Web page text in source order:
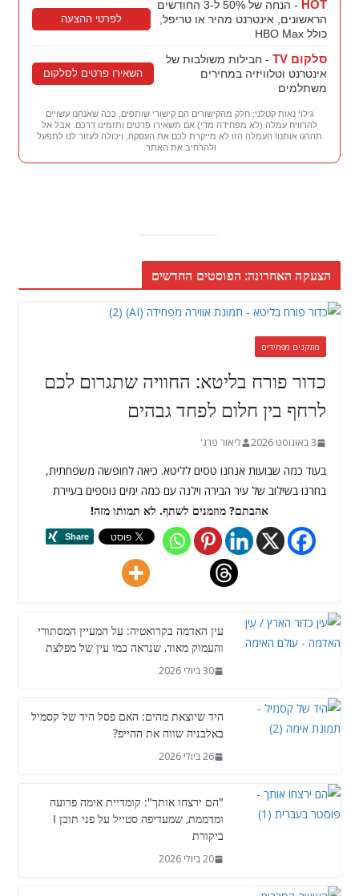
HOT
- הנחה של 50% ל-3 החודשים
הראשונים, אינטרנט מהיר או טריפל,
כולל HBO Max
לפרטי ההצעה
סלקום TV
- חבילות משולבות של
אינטרנט וטלוויזיה במחירים
משתלמים
השאירו פרטים לסלקום
גילוי נאות קטלני: חלק מהקישורים הם קישורי שותפים, ככה שאנחנו עשויים
להרוויח עמלה (לא מפחידה מדי) אם תשאירו פרטים ותזמינו דרכם. אבל אל
תהרגו אותנו! העמלה הזו לא מייקרת לכם את העסקה, ויכולה לעזור לנו לתפעל
ולהרחיב את האתר.
הצעקה האחרונה: הפוסטים החדשים
מתקנים מפחידים
כדור פורח בליטא: החוויה שתגרום לכם
לרחף בין חלום לפחד גבהים
3 באוגוסט 2026 ליאור פרג'
בעוד כמה שבועות אנחנו טסים לליטא. כיאה לחופשה משפחתית,
בחרנו בשילוב של עיר הבירה וילנה עם כמה ימים נוספים בעיירת
אהבתם? מוזמנים לשתף. לא תמותו מזה!
עין האדמה בקרואטיה: על המעיין המסתורי
והעמוק מאוד, שנראה כמו עין של מפלצת
30 ביולי 2026
היד שיוצאת מהים: האם פסל היד של קסמיל
באלבניה שווה את ההייפ?
26 ביולי 2026
"הם ירצחו אותך": קומדיית אימה פרועה
ומדממת, שמעדיפה סטייל על פני תוכן I
ביקורת
20 ביולי 2026